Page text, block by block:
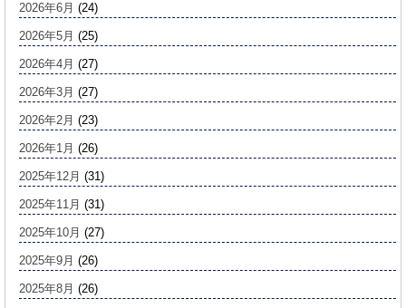
2026年6月 (24)
2026年5月 (25)
2026年4月 (27)
2026年3月 (27)
2026年2月 (23)
2026年1月 (26)
2025年12月 (31)
2025年11月 (31)
2025年10月 (27)
2025年9月 (26)
2025年8月 (26)